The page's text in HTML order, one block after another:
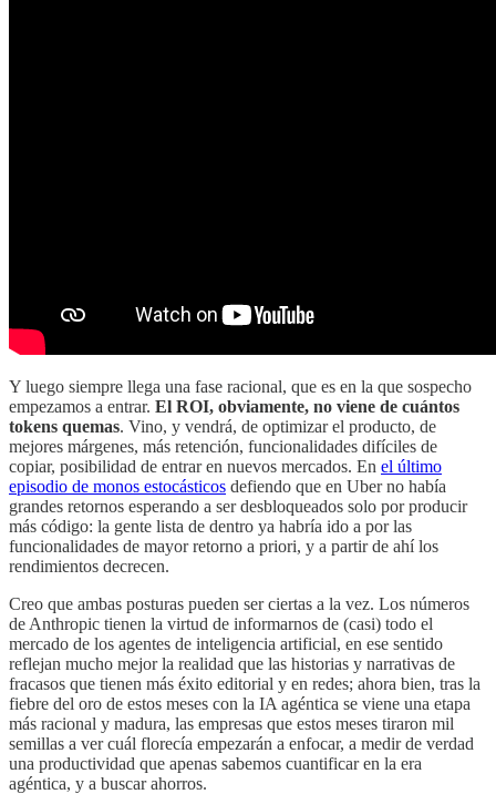
Y luego siempre llega una fase racional, que es en la que sospecho
empezamos a entrar. El ROI, obviamente, no viene de cuántos
tokens quemas. Vino, y vendrá, de optimizar el producto, de
mejores márgenes, más retención, funcionalidades difíciles de
copiar, posibilidad de entrar en nuevos mercados. En el último
episodio de monos estocásticos defiendo que en Uber no había
grandes retornos esperando a ser desbloqueados solo por producir
más código: la gente lista de dentro ya habría ido a por las
funcionalidades de mayor retorno a priori, y a partir de ahí los
rendimientos decrecen.
Creo que ambas posturas pueden ser ciertas a la vez. Los números
de Anthropic tienen la virtud de informarnos de (casi) todo el
mercado de los agentes de inteligencia artificial, en ese sentido
reflejan mucho mejor la realidad que las historias y narrativas de
fracasos que tienen más éxito editorial y en redes; ahora bien, tras la
fiebre del oro de estos meses con la IA agéntica se viene una etapa
más racional y madura, las empresas que estos meses tiraron mil
semillas a ver cuál florecía empezarán a enfocar, a medir de verdad
una productividad que apenas sabemos cuantificar en la era
agéntica, y a buscar ahorros.